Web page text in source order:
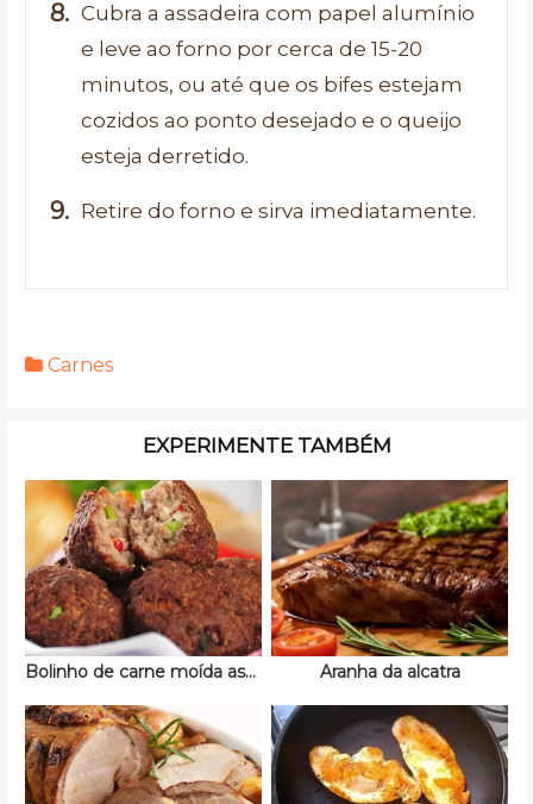
Cubra a assadeira com papel alumínio
e leve ao forno por cerca de 15-20
minutos, ou até que os bifes estejam
cozidos ao ponto desejado e o queijo
esteja derretido.
Retire do forno e sirva imediatamente.
Carnes
EXPERIMENTE TAMBÉM
Bolinho de carne moída assado Aranha da alcatra